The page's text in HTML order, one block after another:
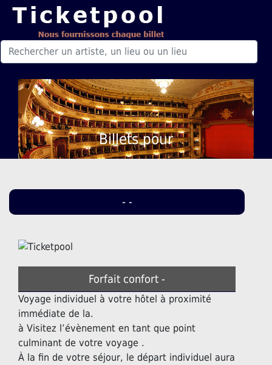
Billets pour
- -
Forfait confort -
Voyage individuel à votre hôtel à proximité
immédiate de la.
à Visitez l’évènement en tant que point
culminant de votre voyage .
À la fin de votre séjour, le départ individuel aura